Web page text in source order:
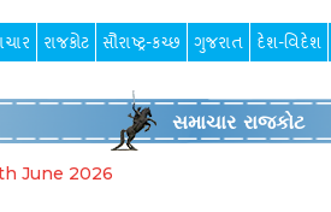
રાજકોટ સૌરાષ્ટ્ર-કચ્છ ગુજરાત દેશ-વિદેશ
સમાચાર રાજકોટ
June 2026